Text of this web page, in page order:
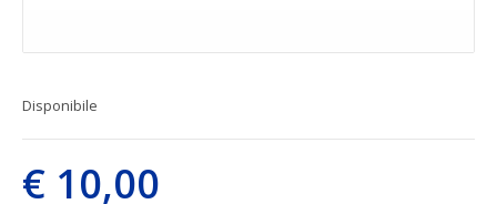
Disponibile
€ 10,00